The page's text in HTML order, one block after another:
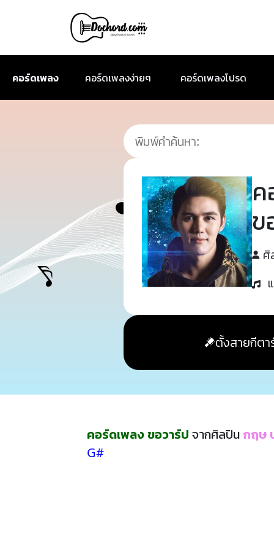
คอร์ดเพลง คอร์ดเพลงง่ายๆ คอร์ดเพลงโปรด
ข
ศิ
ตั้งสายกีตา
คอร์ดเพลง ขอวาร์ป จากศิลปิน กฤษ
G#